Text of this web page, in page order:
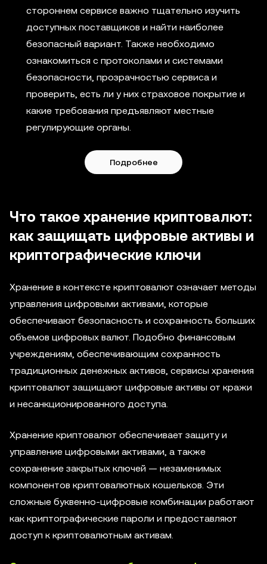
стороннем сервисе важно тщательно изучить
доступных поставщиков и найти наиболее
безопасный вариант. Также необходимо
ознакомиться с протоколами и системами
безопасности, прозрачностью сервиса и
проверить, есть ли у них страховое покрытие и
какие требования предъявляют местные
регулирующие органы.
Подробнее
Что такое хранение криптовалют:
как защищать цифровые активы и
криптографические ключи
Хранение в контексте криптовалют означает методы
управления цифровыми активами, которые
обеспечивают безопасность и сохранность больших
объемов цифровых валют. Подобно финансовым
учреждениям, обеспечивающим сохранность
традиционных денежных активов, сервисы хранения
криптовалют защищают цифровые активы от кражи
и несанкционированного доступа.
Хранение криптовалют обеспечивает защиту и
управление цифровыми активами, а также
сохранение закрытых ключей — незаменимых
компонентов криптовалютных кошельков. Эти
сложные буквенно-цифровые комбинации работают
как криптографические пароли и предоставляют
доступ к криптовалютным активам.